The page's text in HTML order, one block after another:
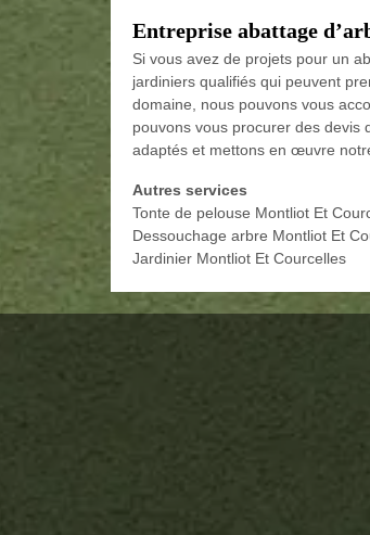
Entreprise abattage
Si vous avez de projets pour un
jardiniers qualifiés qui peuvent
domaine, nous pouvons vous
pouvons vous procurer des devis
adaptés et mettons en œuvre
Autres services
Tonte de pelouse Montliot Et
Dessouchage arbre Montliot Et
Jardinier Montliot Et Courcelles